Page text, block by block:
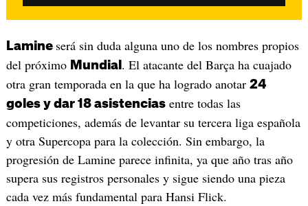
Lamine será sin duda alguna uno de los nombres propios
del próximo Mundial . El atacante del Barça ha cuajado
otra gran temporada en la que ha logrado anotar 24
goles y dar 18 asistenciasentre todas las
competiciones, además de levantar su tercera liga española
y otra Supercopa para la colección. Sin embargo, la
progresión de Lamine parece infinita, ya que año tras año
supera sus registros personales y sigue siendo una pieza
cada vez más fundamental para Hansi Flick.